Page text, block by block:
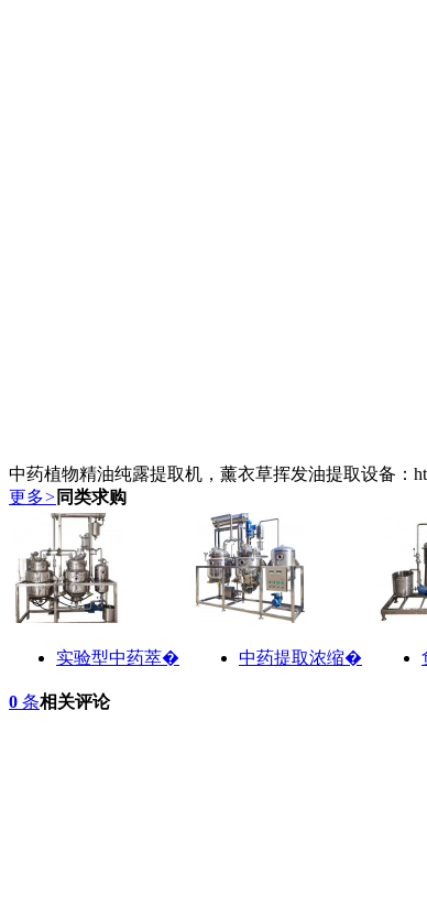
中药植物精油纯露提取机，薰衣草挥发油提取设备：
更多> 同类求购
实验型中药萃� 中药提取浓缩�
0 条相关评论